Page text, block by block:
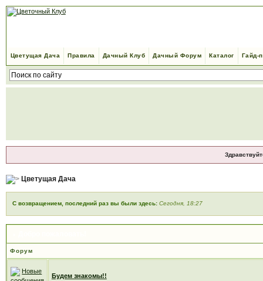
Цветущая Дача Правила Дачный Клуб Дачный Форум Каталог Гайд-
Цветущая Дача
С возвращением, последний раз вы были здесь: Сегодня, 18:27
Форум
Будем знакомы!!